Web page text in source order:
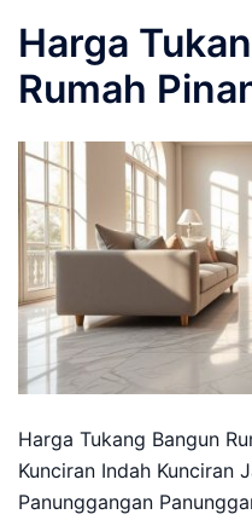
Harga
Rumah
Harga Tukang Bangun
Kunciran Indah Kunciran
Panunggangan